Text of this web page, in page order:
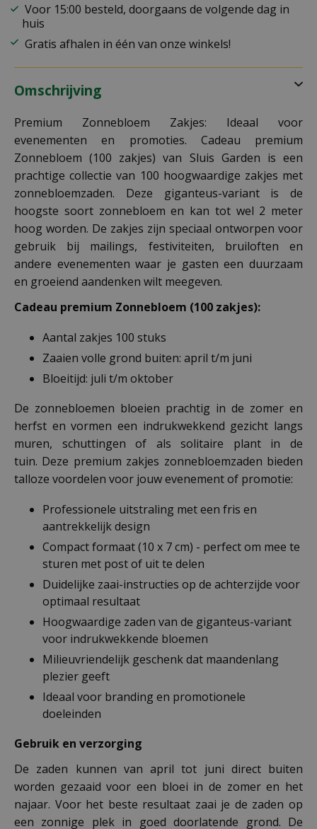
Voor 15:00 besteld, doorgaans de volgende dag in
huis
Gratis afhalen in één van onze winkels!
Omschrijving
Premium Zonnebloem Zakjes: Ideaal voor
evenementen en promoties. Cadeau premium
Zonnebloem (100 zakjes) van Sluis Garden is een
prachtige collectie van 100 hoogwaardige zakjes met
zonnebloemzaden. Deze giganteus-variant is de
hoogste soort zonnebloem en kan tot wel 2 meter
hoog worden. De zakjes zijn speciaal ontworpen voor
gebruik bij mailings, festiviteiten, bruiloften en
andere evenementen waar je gasten een duurzaam
en groeiend aandenken wilt meegeven.
Cadeau premium Zonnebloem (100 zakjes):
Aantal zakjes 100 stuks
Zaaien volle grond buiten: april t/m juni
Bloeitijd: juli t/m oktober
De zonnebloemen bloeien prachtig in de zomer en
herfst en vormen een indrukwekkend gezicht langs
muren, schuttingen of als solitaire plant in de
tuin. Deze premium zakjes zonnebloemzaden bieden
talloze voordelen voor jouw evenement of promotie:
Professionele uitstraling met een fris en
aantrekkelijk design
Compact formaat (10 x 7 cm) - perfect om mee te
sturen met post of uit te delen
Duidelijke zaai-instructies op de achterzijde voor
optimaal resultaat
Hoogwaardige zaden van de giganteus-variant
voor indrukwekkende bloemen
Milieuvriendelijk geschenk dat maandenlang
plezier geeft
Ideaal voor branding en promotionele
doeleinden
Gebruik en verzorging
De zaden kunnen van april tot juni direct buiten
worden gezaaid voor een bloei in de zomer en het
najaar. Voor het beste resultaat zaai je de zaden op
een zonnige plek in goed doorlatende grond. De